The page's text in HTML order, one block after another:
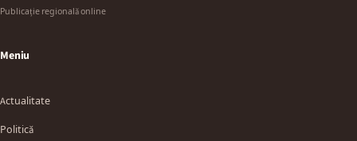
Publicație regională online
Meniu
Actualitate
Politică